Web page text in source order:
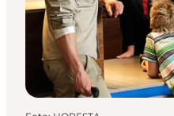
Pianifica il viaggio